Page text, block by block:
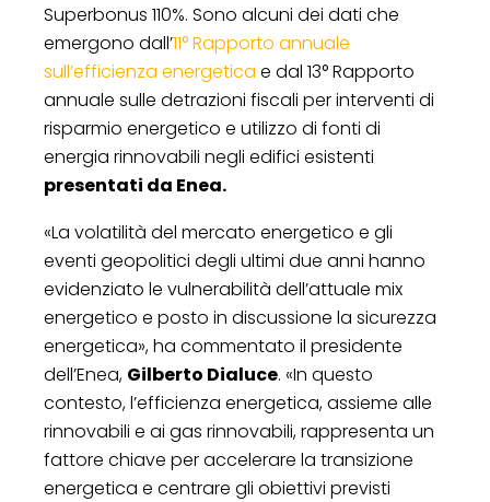
Superbonus 110%. Sono alcuni dei dati che
emergono dall’11° Rapporto annuale
sull’efficienza energetica e dal 13° Rapporto
annuale sulle detrazioni fiscali per interventi di
risparmio energetico e utilizzo di fonti di
energia rinnovabili negli edifici esistenti
presentati da Enea.
«La volatilità del mercato energetico e gli
eventi geopolitici degli ultimi due anni hanno
evidenziato le vulnerabilità dell’attuale mix
energetico e posto in discussione la sicurezza
energetica», ha commentato il presidente
dell’Enea, Gilberto Dialuce. «In questo
contesto, l’efficienza energetica, assieme alle
rinnovabili e ai gas rinnovabili, rappresenta un
fattore chiave per accelerare la transizione
energetica e centrare gli obiettivi previsti